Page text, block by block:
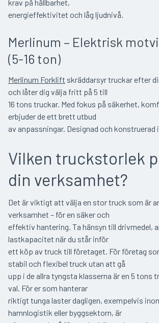
krav på hållbarhet,
energieffektivitet och låg ljudnivå.
Merlinum – Elektrisk
(5-16 ton)
Merlinum Forklift skräddarsyr truckar efter
och låter dig välja fritt på 5 till
16 tons truckar. Med fokus på säkerhet,
erbjuder de ett brett utbud
av anpassningar. Designad och konstruerad i
Vilken truckstorlek
din verksamhet?
Det är viktigt att välja en stor truck som är
verksamhet – för en säker och
effektiv hantering. Ta hänsyn till drivmedel,
lastkapacitet när du står inför
ett köp av truck till företaget. För företag
stabil och flexibel truck utan att gå
upp i de allra tyngsta klasserna är en 5 tons
val. För er som hanterar
riktigt tunga laster dagligen, exempelvis
hamnlogistik eller byggsektorn, är